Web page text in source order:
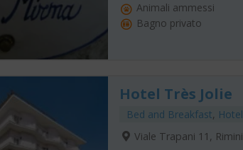
Animali ammessi
Bagno privato
Hotel Très Jolie
Bed and Breakfast, Hotel
Viale Trapani 11, Rimini